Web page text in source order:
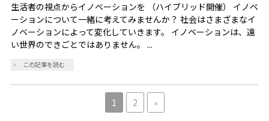
生活者の視点からイノベーションを （ハイブリッド開催） イノベ
ーションについて一緒に考えてみませんか？ 社会はさまざまなイ
ノベーションによって変化していきます。 イノベーションは、遠
い世界のできごとではありません。 ...
この記事を読む
1 2 »